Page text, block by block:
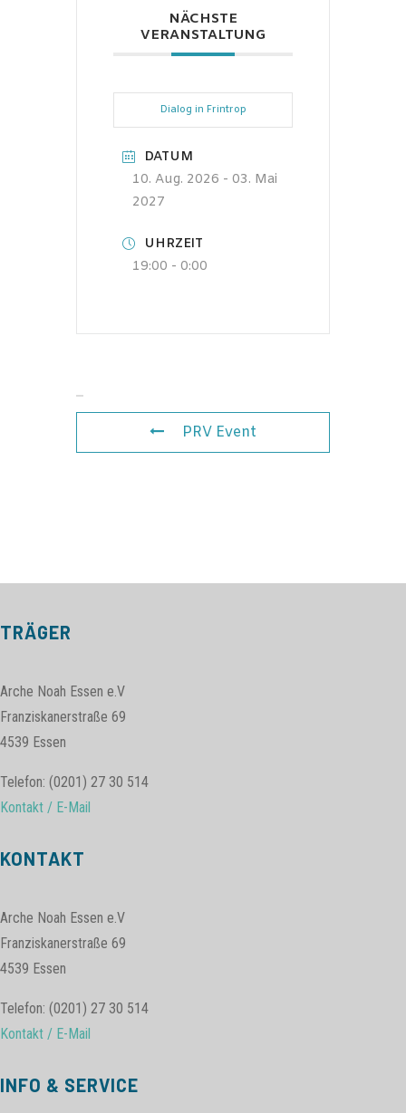
NÄCHSTE
VERANSTALTUNG
Dialog in Frintrop
DATUM
10. Aug. 2026 - 03. Mai
2027
UHRZEIT
19:00 - 0:00
PRV Event
TRÄGER
Arche Noah Essen e.V
Franziskanerstraße 69
4539 Essen
Telefon: (0201) 27 30 514
Kontakt / E-Mail
KONTAKT
Arche Noah Essen e.V
Franziskanerstraße 69
4539 Essen
Telefon: (0201) 27 30 514
Kontakt / E-Mail
INFO & SERVICE